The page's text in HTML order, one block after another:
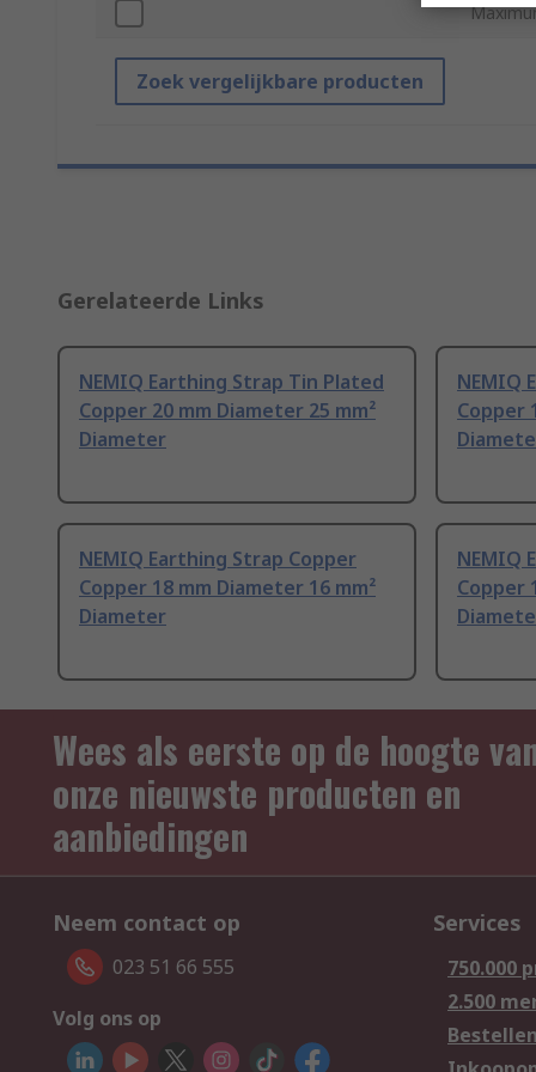
Zoek vergelijkbare producten
Gerelateerde Links
NEMIQ Earthing Strap Tin Plated
Copper 20 mm Diameter 25 mm²
Diameter
NEMIQ
Copper
NEMIQ Earthing Strap Copper
Copper 18 mm Diameter 16 mm²
Diameter
NEMIQ
Copper
Wees als eerste op de hoogte
onze nieuwste producten en
aanbiedingen
Neem contact op
023 51 66 555
Volg ons op
Services
750.000
2.500
Bestellen